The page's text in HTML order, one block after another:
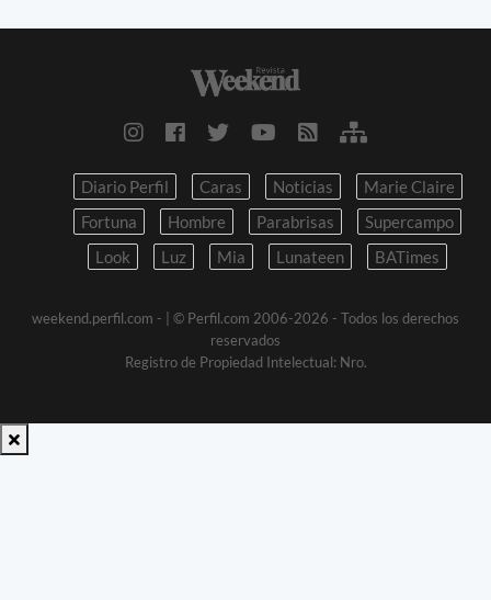
Diario Perfil Caras Noticias
Marie Claire
Fortuna
Hombre Parabrisas
Supercampo
Look
Luz Mia Lunateen BATimes
weekend.perfil.com -
| © Perfil.com 2006-2026 - Todos los derechos
reservados
Registro de Propiedad Intelectual: Nro.